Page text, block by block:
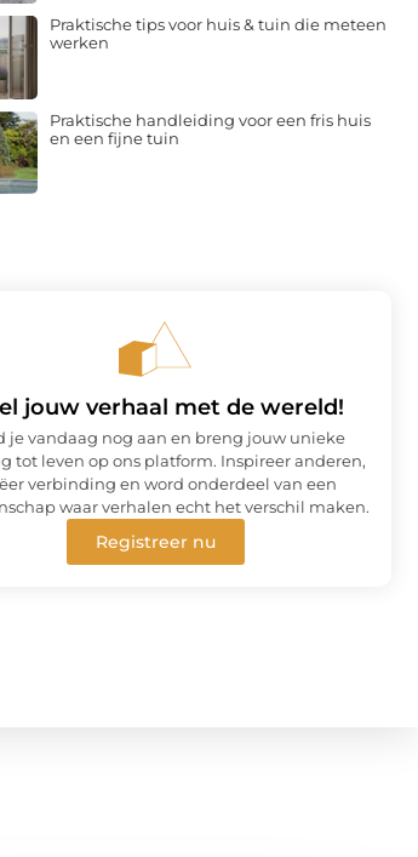
Praktische tips voor huis & tuin die meteen
werken
Praktische handleiding voor een fris huis
en een fijne tuin
jouw verhaal met de wereld!
je vandaag nog aan en breng jouw unieke
tot leven op ons platform. Inspireer anderen,
verbinding en word onderdeel van een
waar verhalen echt het verschil maken.
Registreer nu